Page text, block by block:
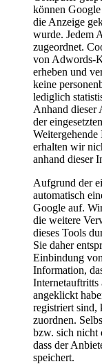
können
die Anzeige
wurde. Jedem
zugeordnet.
von Adwords-
erheben und
keine
lediglich
Anhand dieser
der
Weitergehende
erhalten wir
anhand dieser
Aufgrund der
automatisch
Google auf.
die weitere
dieses Tools
Sie daher
Einbindung
Information,
Internetauftritts
angeklickt
registriert sind,
zuordnen.
bzw. sich nicht
dass der
speichert.